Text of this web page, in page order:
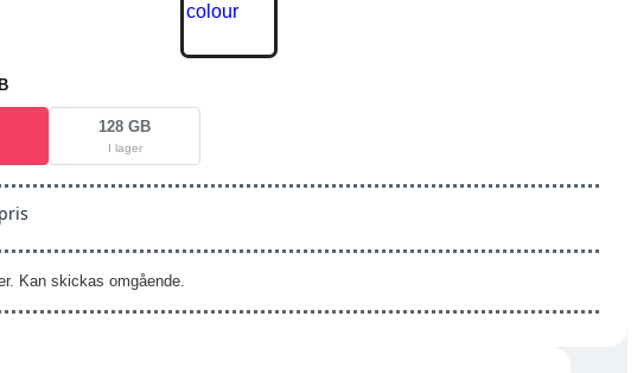
128 GB
I lager
Kan skickas omgående.